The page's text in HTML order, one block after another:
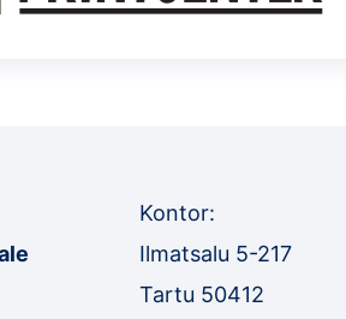
Kontor:
Ilmatsalu 5-217
Tartu 50412